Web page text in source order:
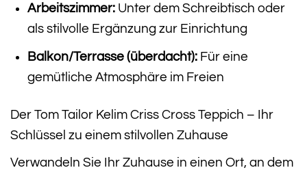
Arbeitszimmer:Unter dem Schreibtisch oder
als stilvolle Ergänzung zur Einrichtung
Balkon/Terrasse (überdacht):Für eine
gemütliche Atmosphäre im Freien
Der Tom Tailor Kelim Criss Cross Teppich – Ihr
Schlüssel zu einem stilvollen Zuhause
Verwandeln Sie Ihr Zuhause in einen Ort, an dem